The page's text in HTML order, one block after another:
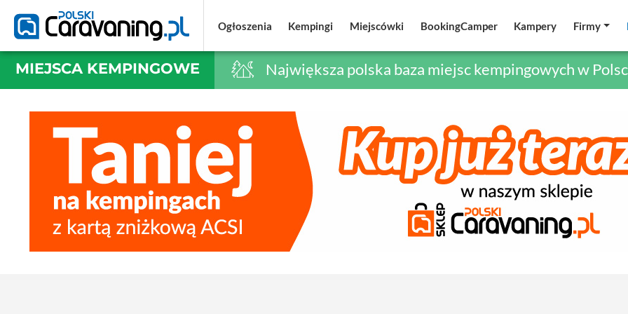
Ogłoszenia Kempingi Miejscówki BookingCamper Kampery Firmy
MIEJSCA KEMPINGOWE Największa polska baza miejsc kempingowych w
Ogłoszenia Kempingi Miejscówki BookingCamper Kampery Firmy